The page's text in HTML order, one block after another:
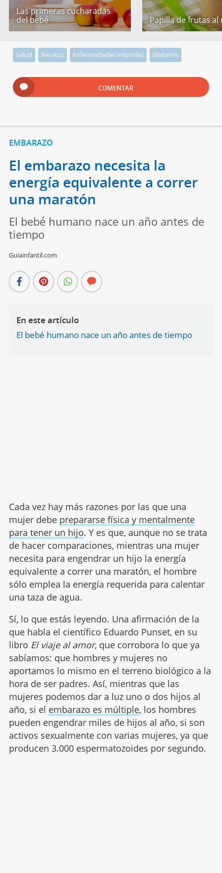
Las primeras cucharadas
del bebé
Papilla de frutas al
Salud Recetas Enfermedades infantiles Diabetes
COMENTAR
EMBARAZO
El embarazo necesita la
energía equivalente a correr
una maratón
El bebé humano nace un año antes de
tiempo
Guiainfantil.com
En este artículo
El bebé humano nace un año antes de tiempo
Cada vez hay más razones por las que una
mujer debe prepararse física y mentalmente
para tener un hijo. Y es que, aunque no se trata
de hacer comparaciones, mientras una mujer
necesita para engendrar un hijo la energía
equivalente a correr una maratón, el hombre
sólo emplea la energía requerida para calentar
una taza de agua.
Sí, lo que estás leyendo. Una afirmación de la
que habla el científico Eduardo Punset, en su
libro El viaje al amor, que corrobora lo que ya
sabíamos: que hombres y mujeres no
aportamos lo mismo en el terreno biológico a la
hora de ser padres. Así, mientras que las
mujeres podemos dar a luz uno o dos hijos al
año, si el embarazo es múltiple, los hombres
pueden engendrar miles de hijos al año, si son
activos sexualmente con varias mujeres, ya que
producen 3.000 espermatozoides por segundo.